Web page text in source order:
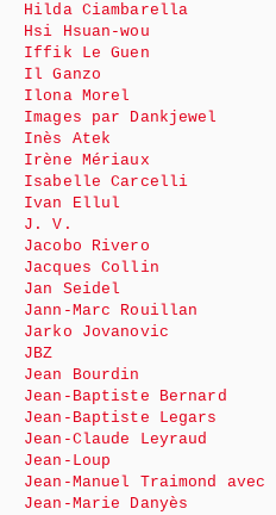
Hilda Ciambarella
Hsi Hsuan-wou
Iffik Le Guen
Il Ganzo
Ilona Morel
Images par Dankjewel
Inès Atek
Irène Mériaux
Isabelle Carcelli
Ivan Ellul
J. V.
Jacobo Rivero
Jacques Collin
Jan Seidel
Jann-Marc Rouillan
Jarko Jovanovic
JBZ
Jean Bourdin
Jean-Baptiste Bernard
Jean-Baptiste Legars
Jean-Claude Leyraud
Jean-Loup
Jean-Manuel Traimond
Jean-Marie Danyès